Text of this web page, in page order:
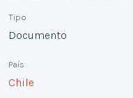
Tipo
Documento
País
Chile